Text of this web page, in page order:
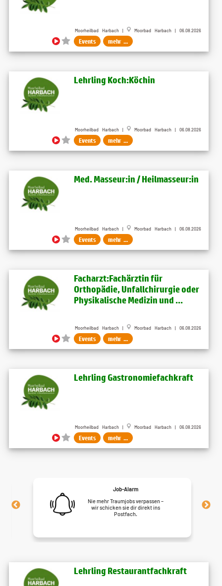
Moorheilbad Harbach | Moorbad Harbach | 06.08.2026
Events mehr ...
Lehrling Koch:Köchin
Moorheilbad Harbach | Moorbad Harbach | 06.08.2026
Events mehr ...
Med. Masseur:in / Heilmasseur:in
Moorheilbad Harbach | Moorbad Harbach | 06.08.2026
Events mehr ...
Facharzt:Fachärztin für
Orthopädie, Unfallchirurgie oder
Physikalische Medizin und ...
Moorheilbad Harbach | Moorbad Harbach | 06.08.2026
Events mehr ...
Lehrling Gastronomiefachkraft
Moorheilbad Harbach | Moorbad Harbach | 06.08.2026
Events mehr ...
Job-Alarm
Nie mehr Traumjobs verpassen –
wir schicken sie dir direkt ins
Postfach.
Lehrling Restaurantfachkraft